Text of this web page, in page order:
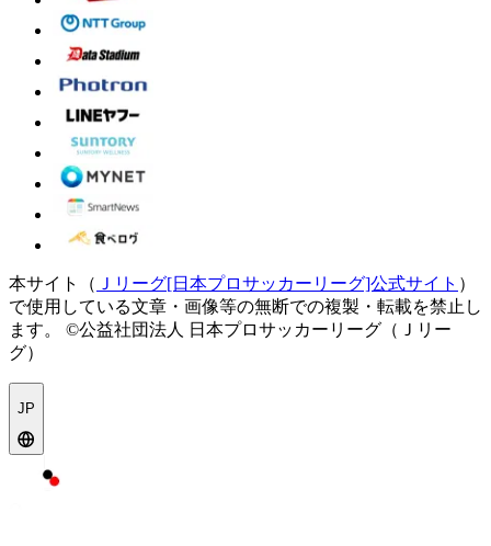
本サイト（ Ｊリーグ[日本プロサッカーリーグ]公式サイト ）
で使用している文章・画像等の無断での複製・転載を禁止し
ます。
©公益社団法人 日本プロサッカーリーグ（Ｊリー
グ）
JP